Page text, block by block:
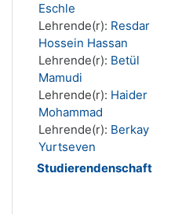
Eschle
Lehrende(r): Resdar
Hossein Hassan
Lehrende(r): Betül
Mamudi
Lehrende(r): Haider
Mohammad
Lehrende(r): Berkay
Yurtseven
Studierendenschaft